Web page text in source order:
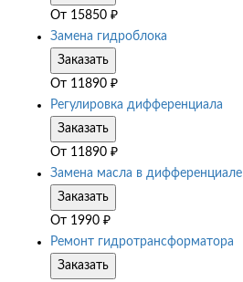
От 15850 ₽
Замена гидроблока
Заказать
От 11890 ₽
Регулировка дифференциала
Заказать
От 11890 ₽
Замена масла в дифференциале
Заказать
От 1990 ₽
Ремонт гидротрансформатора
Заказать